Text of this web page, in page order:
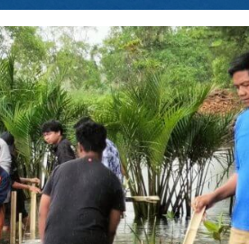
penggerak di lapangan yang berangkat
lokal memiliki peranan penting dalam
lokal dan pengelolaan risiko
di situ, tentunya mereka...